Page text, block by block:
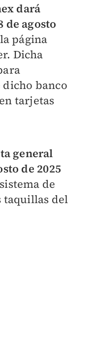
dará
agosto
página
Dicha
banco
tarjetas
general
de 2025
de
taquillas del